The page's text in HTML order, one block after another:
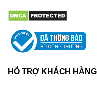
HỖ TRỢ KHÁCH HÀNG